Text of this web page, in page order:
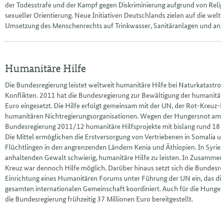
der Todesstrafe und der Kampf gegen Diskriminierung aufgrund von
sexueller Orientierung. Neue Initiativen Deutschlands zielen auf die
Umsetzung des Menschenrechts auf Trinkwasser, Sanitäranlagen und
Humanitäre Hilfe
Die Bundesregierung leistet weltweit humanitäre Hilfe bei
Konflikten. 2011 hat die Bundesregierung zur Bewältigung der
Euro eingesetzt. Die Hilfe erfolgt gemeinsam mit der UN, der Rot-
humanitären Nichtregierungsorganisationen. Wegen der Hungersnot
Bundesregierung 2011/12 humanitäre Hilfsprojekte mit bislang rund
Die Mittel ermöglichen die Erstversorgung von Vertriebenen in Somalia
Flüchtlingen in den angrenzenden Ländern Kenia und Äthiopien. In
anhaltenden Gewalt schwierig, humanitäre Hilfe zu leisten. In
Kreuz war dennoch Hilfe möglich. Darüber hinaus setzt sich die
Einrichtung eines Humanitären Forums unter Führung der UN ein, das
gesamten internationalen Gemeinschaft koordiniert. Auch für die
die Bundesregierung frühzeitig 37 Millionen Euro bereitgestellt.